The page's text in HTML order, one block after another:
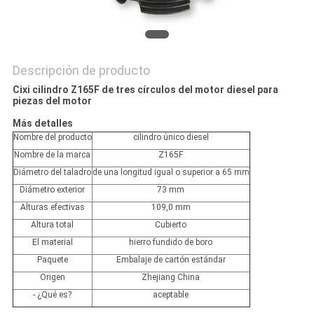
Descripción de producto
Cixi cilindro Z165F de tres círculos del motor diesel para
piezas del motor
Más detalles
Nombre del producto
cilindro único diesel
Nombre de la marca
Z165F
Diámetro del taladro de una longitud igual o superior a 65 mm
Diámetro exterior
73 mm
Alturas efectivas
109,0 mm
Altura total
Cubierto
El material
hierro fundido de boro
Paquete
Embalaje de cartón estándar
Origen
Zhejiang China
- ¿Qué es?
aceptable